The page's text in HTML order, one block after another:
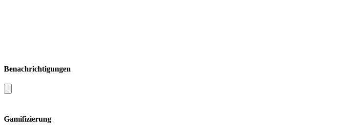
Benachrichtigungen
Gamifizierung